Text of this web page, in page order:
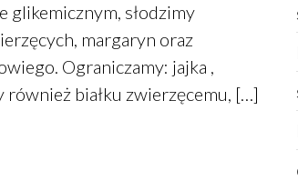
słodzimy
margaryn oraz
Ograniczamy: jajka ,
białku zwierzęcemu, […]